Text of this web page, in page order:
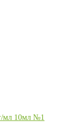
мл 10мл №1